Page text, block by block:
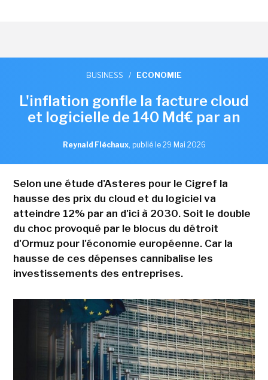
BUSINESS / ECONOMIE
L'inflation gonfle la facture cloud
et logicielle de 140 Md€ par an
Reynald Fléchaux, publié le 29 Mai 2026
Selon une étude d'Asteres pour le Cigref la
hausse des prix du cloud et du logiciel va
atteindre 12% par an d'ici à 2030. Soit le double
du choc provoqué par le blocus du détroit
d'Ormuz pour l'économie européenne. Car la
hausse de ces dépenses cannibalise les
investissements des entreprises.